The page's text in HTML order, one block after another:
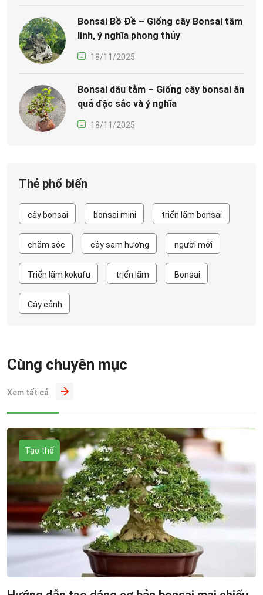
Bonsai Bồ Đề – Giống cây Bonsai tâm
linh, ý nghĩa phong thủy
18/11/2025
Bonsai dâu tằm – Giống cây bonsai ăn
quả đặc sắc và ý nghĩa
18/11/2025
Thẻ phổ biến
cây bonsai bonsai mini triển lãm bonsai
chăm sóc cây sam hương người mới
Triển lãm kokufu triển lãm Bonsai
Cây cảnh
Cùng chuyên mục
Xem tất cả
Tạo thế